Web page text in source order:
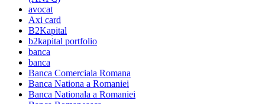
avocat
Axi card
B2Kapital
b2kapital portfolio
banca
banca
Banca Comerciala Romana
Banca Nationa a Romaniei
Banca Nationala a Romaniei